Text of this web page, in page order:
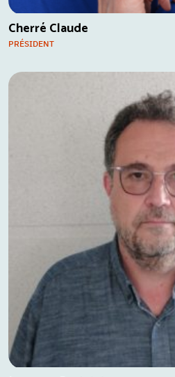
Cherré Claude
PRÉSIDENT